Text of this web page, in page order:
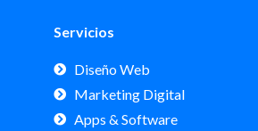
Servicios
Diseño Web
Marketing Digital
Apps & Software